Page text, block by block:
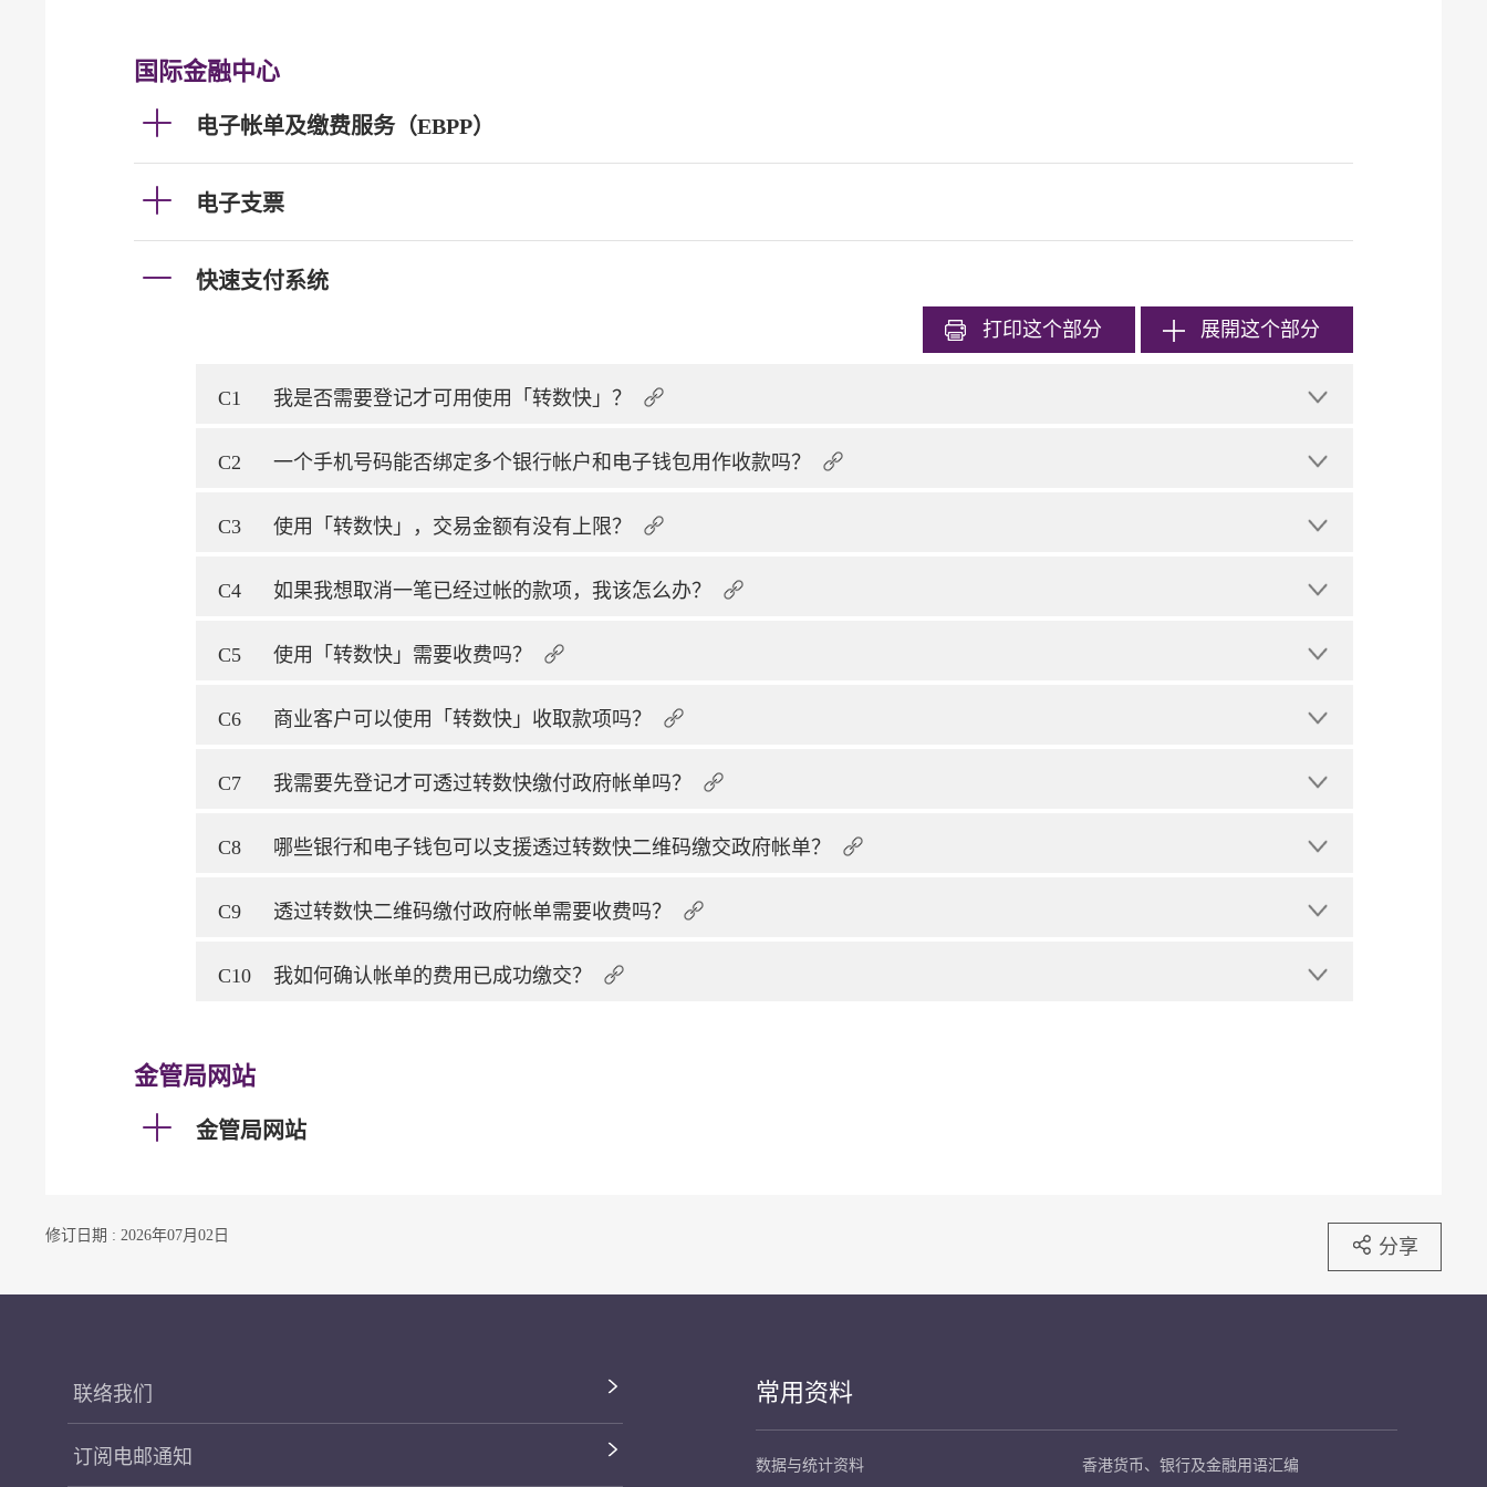
国际金融中心
电子帐单及缴费服务（EBPP）
电子支票
快速支付系统
打印这个部分 展開这个部分
C1 我是否需要登记才可用使用「转数快」？
C2 一个手机号码能否绑定多个银行帐户和电子钱包用作收款吗？
C3 使用「转数快」，交易金额有没有上限？
C4 如果我想取消一笔已经过帐的款项，我该怎么办？
C5 使用「转数快」需要收费吗？
C6 商业客户可以使用「转数快」收取款项吗？
C7 我需要先登记才可透过转数快缴付政府帐单吗？
C8 哪些银行和电子钱包可以支援透过转数快二维码缴交政府帐单？
C9 透过转数快二维码缴付政府帐单需要收费吗？
C10 我如何确认帐单的费用已成功缴交？
金管局网站
金管局网站
修订日期 : 2026年07月02日 分享
联络我们
订阅电邮通知
常用资料
数据与统计资料 香港货币、银行及金融用语汇编